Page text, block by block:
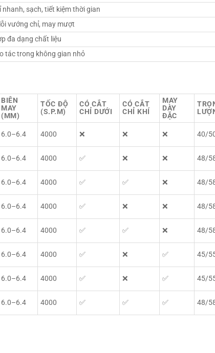
nhanh, sạch, tiết kiệm thời gian
vướng chỉ, may mượt
đa dạng chất liệu
tác trong không gian nhỏ
BIÊN
MAY
(MM)
TỐC ĐỘ
(S.P.M)
CÓ CẮT
CHỈ DƯỚI
CÓ CẮT
CHỈ KHÍ
MAY
DÀY
ĐẶC
6.0–6.4 4000 ❌ ❌ ❌ 40/
6.0–6.4 4000 ✅ ❌ ❌ 48/
6.0–6.4 4000 ✅ ✅ ❌ 48/
6.0–6.4 4000 ✅ ❌ ❌ 48/
6.0–6.4 4000 ✅ ✅ ❌ 48/
6.0–6.4 4000 ✅ ❌ ✅ 45/
6.0–6.4 4000 ✅ ❌ ✅ 45/
6.0–6.4 4000 ✅ ✅ ✅ 48/